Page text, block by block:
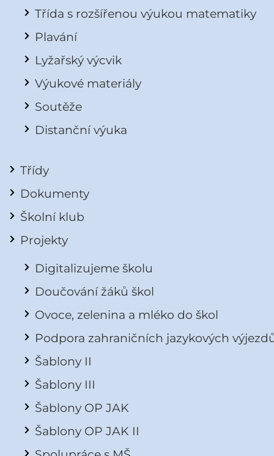
Třída s rozšířenou výukou matematiky
Plavání
Lyžařský výcvik
Výukové materiály
Soutěže
Distanční výuka
Třídy
Dokumenty
Školní klub
Projekty
Digitalizujeme školu
Doučování žáků škol
Ovoce, zelenina a mléko do škol
Podpora zahraničních jazykových
Šablony II
Šablony III
Šablony OP JAK
Šablony OP JAK II